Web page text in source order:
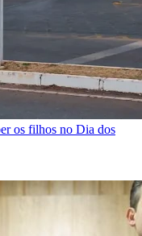
os filhos no Dia dos